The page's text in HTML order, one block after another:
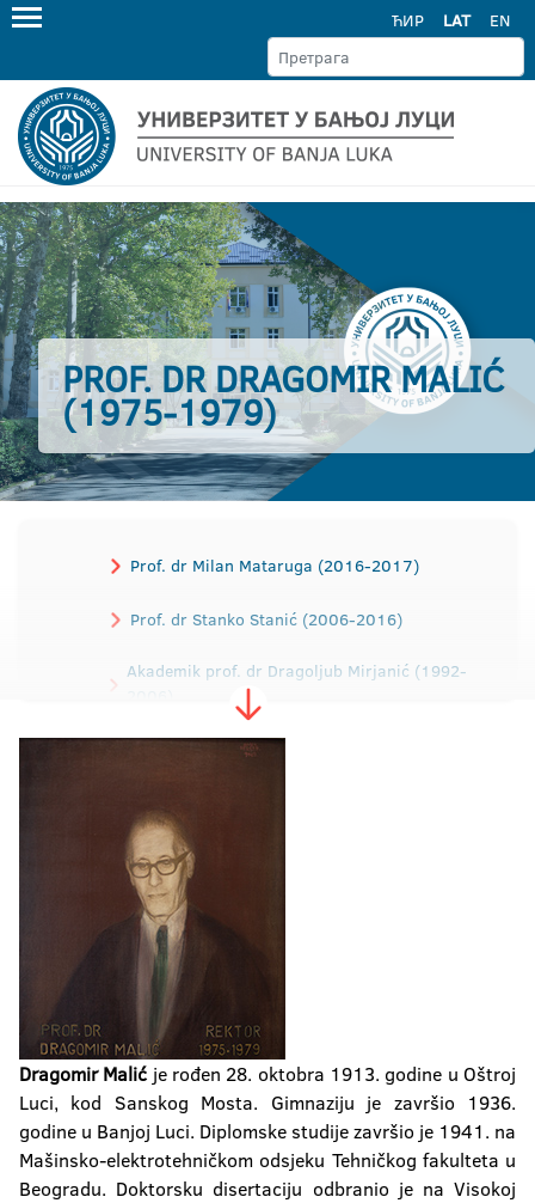
ЋИР LAT EN
PROF. DR DRAGOMIR MALIĆ
(1975-1979)
Prof. dr Milan Mataruga (2016-2017)
Prof. dr Stanko Stanić (2006-2016)
Akademik prof. dr Dragoljub Mirjanić (1992-
Akademik prof. dr Rajko Kuzmanović (1988-
Prof. dr Dragica Dodig (1984-1988)
Prof. dr Ibrahim Tabaković (1979-1984)
Prof. dr Dragomir Malić (1975-1979)
Dragomir Malić je rođen 28. oktobra 1913. godine u Oštroj
Luci, kod Sanskog Mosta. Gimnaziju je završio 1936.
godine u Banjoj Luci. Diplomske studije završio je 1941. na
Mašinsko-elektrotehničkom odsjeku Tehničkog fakulteta u
Beogradu. Doktorsku disertaciju odbranio je na Visokoj